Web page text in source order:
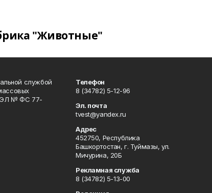
"Животные"
службой
ЭЛ № ФС 77-
Телефон
8 (34782) 5-12-96
Эл. почта
tvest@yandex.ru
Адрес
452750, Республика
Башкортостан, г. Туймазы, ул.
Мичурина, 20Б
Рекламная служба
8 (34782) 5-13-00